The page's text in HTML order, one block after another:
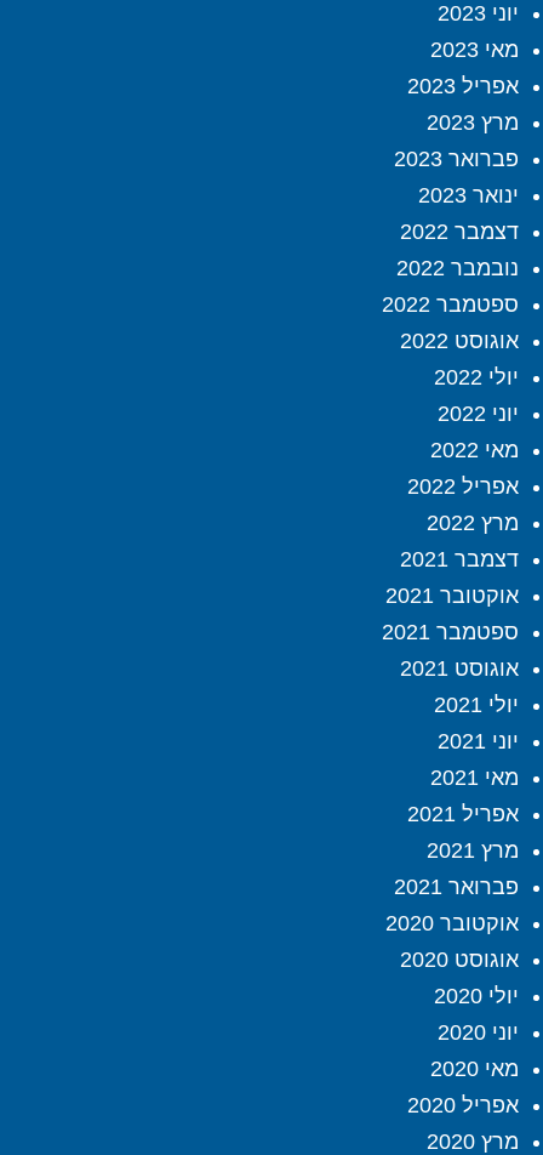
יוני 2023
מאי 2023
אפריל 2023
מרץ 2023
פברואר 2023
ינואר 2023
דצמבר 2022
נובמבר 2022
ספטמבר 2022
אוגוסט 2022
יולי 2022
יוני 2022
מאי 2022
אפריל 2022
מרץ 2022
דצמבר 2021
אוקטובר 2021
ספטמבר 2021
אוגוסט 2021
יולי 2021
יוני 2021
מאי 2021
אפריל 2021
מרץ 2021
פברואר 2021
אוקטובר 2020
אוגוסט 2020
יולי 2020
יוני 2020
מאי 2020
אפריל 2020
מרץ 2020